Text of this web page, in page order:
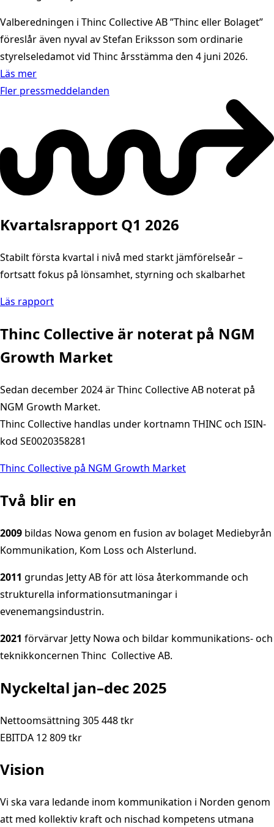
Valberedningen i Thinc Collective AB ”Thinc eller Bolaget”
föreslår även nyval av Stefan Eriksson som ordinarie
styrelseledamot vid Thinc årsstämma den 4 juni 2026.
Läs mer
Fler pressmeddelanden
Kvartalsrapport Q1 2026
Stabilt första kvartal i nivå med starkt jämförelseår –
fortsatt fokus på lönsamhet, styrning och skalbarhet
Läs rapport
Thinc Collective är noterat på NGM
Growth Market
Sedan december 2024 är Thinc Collective AB noterat på
NGM Growth Market.
Thinc Collective handlas under kortnamn THINC och ISIN-
kod SE0020358281
Thinc Collective på NGM Growth Market
Två blir en
2009 bildas Nowa genom en fusion av bolaget Mediebyrån
Kommunikation, Kom Loss och Alsterlund.
2011 grundas Jetty AB för att lösa återkommande och
strukturella informationsutmaningar i
evenemangsindustrin.
2021 förvärvar Jetty Nowa och bildar kommunikations- och
teknikkoncernen Thinc Collective AB.
Nyckeltal jan–dec 2025
Nettoomsättning 305 448 tkr
EBITDA 12 809 tkr
Vision
Vi ska vara ledande inom kommunikation i Norden genom
att med kollektiv kraft och nischad kompetens utmana